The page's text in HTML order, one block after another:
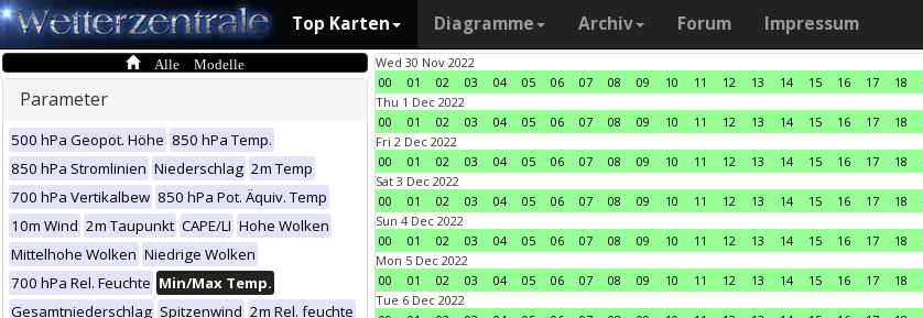
Top Karten Diagramme Archiv Forum Impressum
Alle Modelle
Parameter
500 hPa Geopot. Höhe 850 hPa Temp.
850 hPa Stromlinien Niederschlag 2m Temp
700 hPa Vertikalbew 850 hPa Pot. Äquiv. Temp
10m Wind 2m Taupunkt CAPE/LI Hohe Wolken
Mittelhohe Wolken Niedrige Wolken
700 hPa Rel. Feuchte Min/Max Temp.
Gesamtniederschlag Spitzenwind 2m Rel. feuchte
Wed 30 Nov 2022
00
01 02 03 04 05 06 07 08 09 10 11 12 13 14 15 16 17 18
Thu 1 Dec 2022
00
01 02 03 04 05 06 07 08 09 10 11 12 13 14 15 16 17 18
Fri 2 Dec 2022
00
01 02 03 04 05 06 07 08 09 10 11 12 13 14 15 16 17 18
Sat 3 Dec 2022
00
01 02 03 04 05 06 07 08 09 10 11 12 13 14 15 16 17 18
Sun 4 Dec 2022
00
01 02 03 04 05 06 07 08 09 10 11 12 13 14 15 16 17 18
Mon 5 Dec 2022
00
01 02 03 04 05 06 07 08 09 10 11 12 13 14 15 16 17 18
Tue 6 Dec 2022